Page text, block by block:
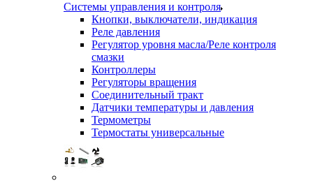
Системы управления и контроля
Кнопки, выключатели, индикация
Реле давления
Регулятор уровня масла/Реле контроля
смазки
Контроллеры
Регуляторы вращения
Соединительный тракт
Датчики температуры и давления
Термометры
Термостаты универсальные